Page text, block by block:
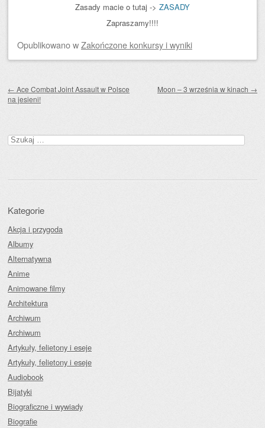
Zasady macie o tutaj -> ZASADY
Zapraszamy!!!!
OpublikowanowZakończone konkursy i wyniki
← Ace Combat Joint Assault w Polsce
na jesieni!
Moon – 3 września w kinach →
Szukaj:
Kategorie
Akcja i przygoda
Albumy
Alternatywna
Anime
Animowane filmy
Architektura
Archiwum
Archiwum
Artykuły, felietony i eseje
Artykuły, felietony i eseje
Audiobook
Bijatyki
Biograficzne i wywiady
Biografie